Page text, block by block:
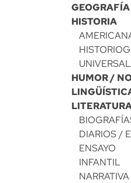
HISTORIA
UNIVERSAL
HUMOR /
DIARIOS /
ENSAYO
INFANTIL
NARRATIVA